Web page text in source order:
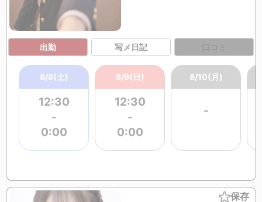
出勤 写メ日記
8/8(土)
12:30
-
0:00
8/9(日)
12:30
-
0:00
8/10(月)
-
保存